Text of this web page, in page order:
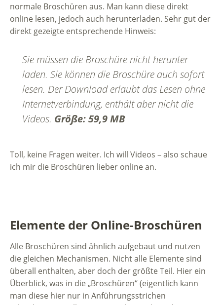
normale Broschüren aus. Man kann diese direkt
online lesen, jedoch auch herunterladen. Sehr gut der
direkt gezeigte entsprechende Hinweis:
Sie müssen die Broschüre nicht herunter
laden. Sie können die Broschüre auch sofort
lesen. Der Download erlaubt das Lesen ohne
Internetverbindung, enthält aber nicht die
Videos. Größe: 59,9 MB
Toll, keine Fragen weiter. Ich will Videos – also schaue
ich mir die Broschüren lieber online an.
Elemente der Online-Broschüren
Alle Broschüren sind ähnlich aufgebaut und nutzen
die gleichen Mechanismen. Nicht alle Elemente sind
überall enthalten, aber doch der größte Teil. Hier ein
Überblick, was in die „Broschüren“ (eigentlich kann
man diese hier nur in Anführungsstrichen